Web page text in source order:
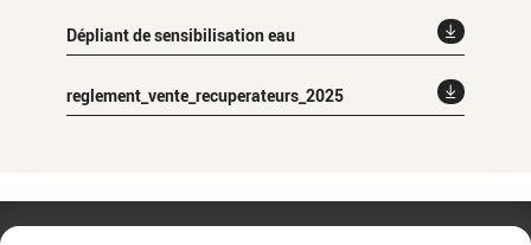
Dépliant de sensibilisation eau
reglement_vente_recuperateurs_2025